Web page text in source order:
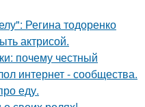
Регина тодоренко
актрисой.
почему честный
интернет - сообщества.
еду.